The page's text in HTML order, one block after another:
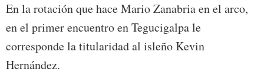
En la rotación que hace Mario Zanabria en el arco,
en el primer encuentro en Tegucigalpa le
corresponde la titularidad al isleño Kevin
Hernández.